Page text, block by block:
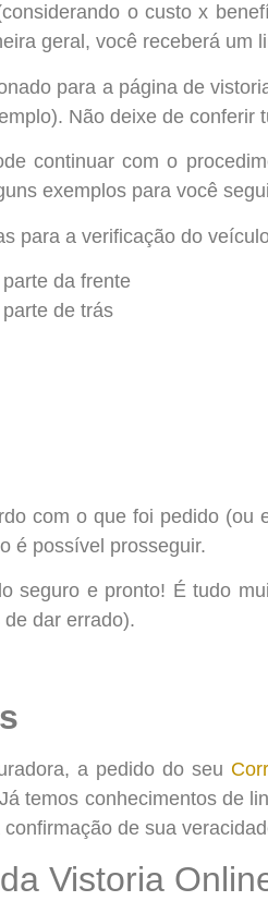
o custo x
geral, você receberá um
para a página de
Não deixe de conferir
continuar com o
exemplos para você
para a verificação do
da frente
de trás
com o que foi pedido
é possível prosseguir.
seguro e pronto! É tudo
dar errado).
a pedido do seu
temos conhecimentos de
de sua
Vistoria